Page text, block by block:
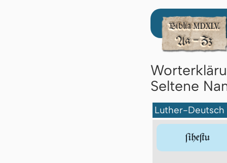
Seltene
Luther-Deutsch
ſiheſtu